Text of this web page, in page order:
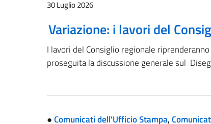
30 Luglio 2026
Variazione: i lavori del
I lavori del Consiglio regionale
proseguita la discussione generale sul
●Comunicati dell'Ufficio Stampa,